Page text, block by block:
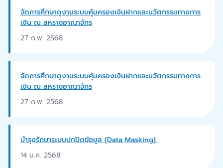
จัดการศึกษาดูงานระบบคุ้มครองเงินฝากและนวัตกรรมทางการ
เงิน ณ สหราชอาณาจักร
27 ก.พ. 2568
จัดการศึกษาดูงานระบบคุ้มครองเงินฝากและนวัตกรรมทางการ
เงิน ณ สหราชอาณาจักร
27 ก.พ. 2568
บำรุงรักษาระบบปกปิดข้อมูล (Data Masking)
14 ม.ค. 2568